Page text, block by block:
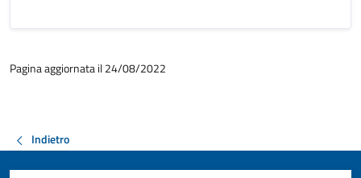
Pagina aggiornata il 24/08/2022
Indietro